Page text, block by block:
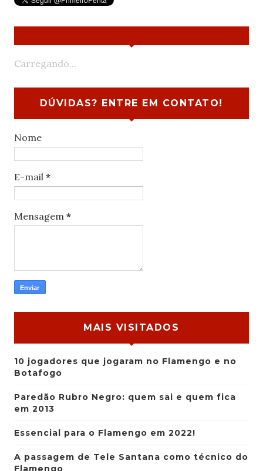
Carregando...
DÚVIDAS? ENTRE EM CONTATO!
Nome
E-mail *
Mensagem *
MAIS VISITADOS
10 jogadores que jogaram no Flamengo e no
Botafogo
Paredão Rubro Negro: quem sai e quem fica
em 2013
Essencial para o Flamengo em 2022!
A passagem de Tele Santana como técnico do
Flamengo